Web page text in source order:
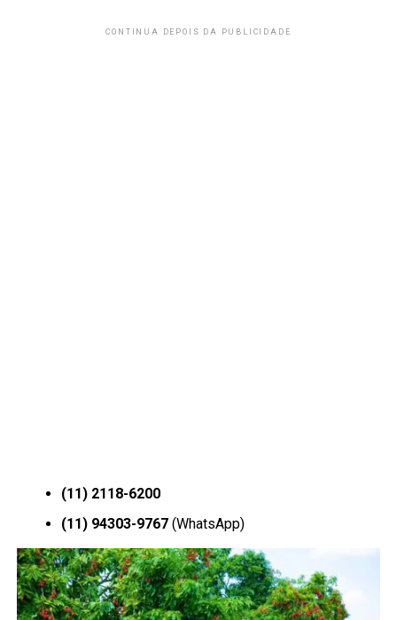
CONTINUA DEPOIS DA PUBLICIDADE
(11) 2118-6200
(11) 94303-9767(WhatsApp)